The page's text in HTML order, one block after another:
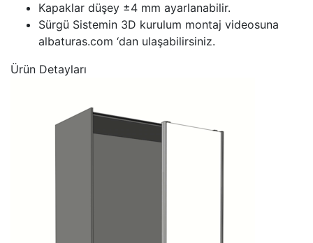
Kapaklar düşey ±4 mm ayarlanabilir.
Sürgü Sistemin 3D kurulum montaj videosuna
albaturas.com ‘dan ulaşabilirsiniz.
Ürün Detayları